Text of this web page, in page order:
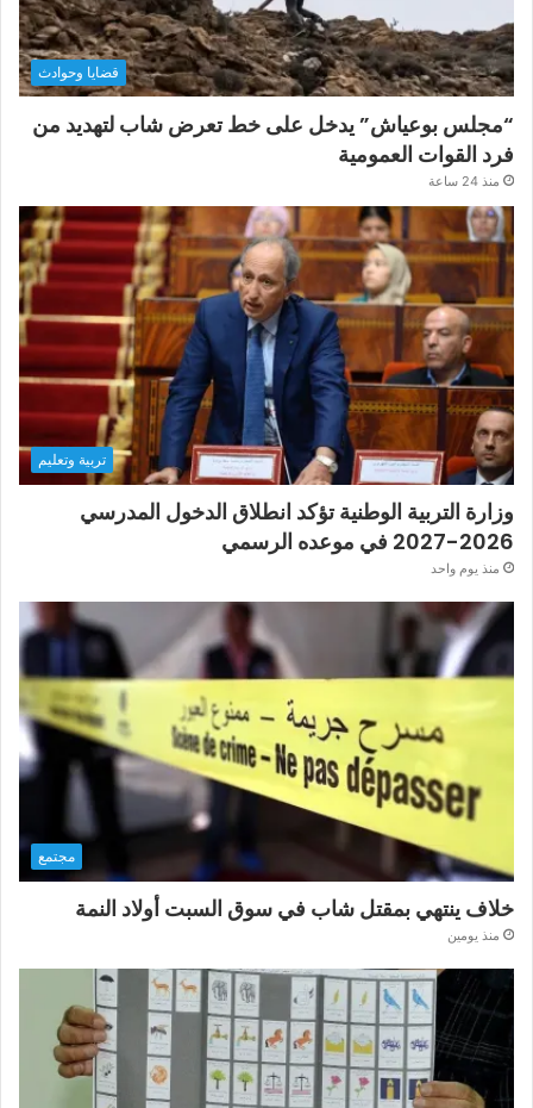
قضايا وحوادث
“مجلس بوعياش” يدخل على خط تعرض شاب لتهديد من
فرد القوات العمومية
منذ 24 ساعة
تربية وتعليم
وزارة التربية الوطنية تؤكد انطلاق الدخول المدرسي
2026-2027 في موعده الرسمي
منذ يوم واحد
مجتمع
خلاف ينتهي بمقتل شاب في سوق السبت أولاد النمة
منذ يومين